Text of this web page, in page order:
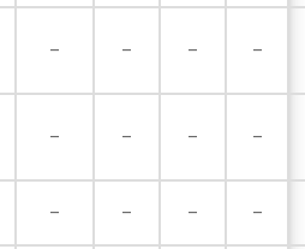
– – – –
– – – –
– – – –